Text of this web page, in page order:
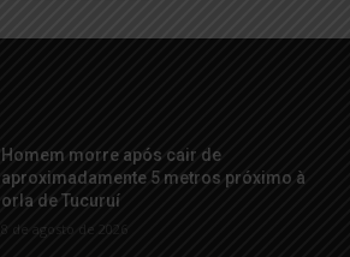
Homem morre após cair de
aproximadamente 5 metros próximo à
orla de Tucuruí
8 de agosto de 2026